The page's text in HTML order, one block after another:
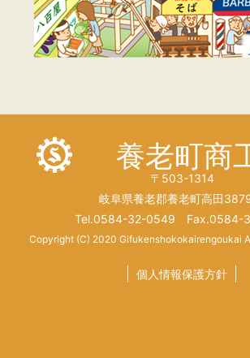
養老町商
〒503-1314
岐阜県養老郡養老町高田
Tel.0584-32-0549 Fax.0584-
Copyright (C) 2020 Gifukenshokokairengoukai
個人情報保護方針